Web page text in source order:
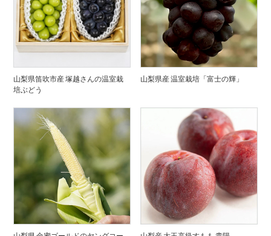
山梨県笛吹市産 塚越さんの温室栽
培ぶどう
山梨県産 温室栽培「富士の輝」